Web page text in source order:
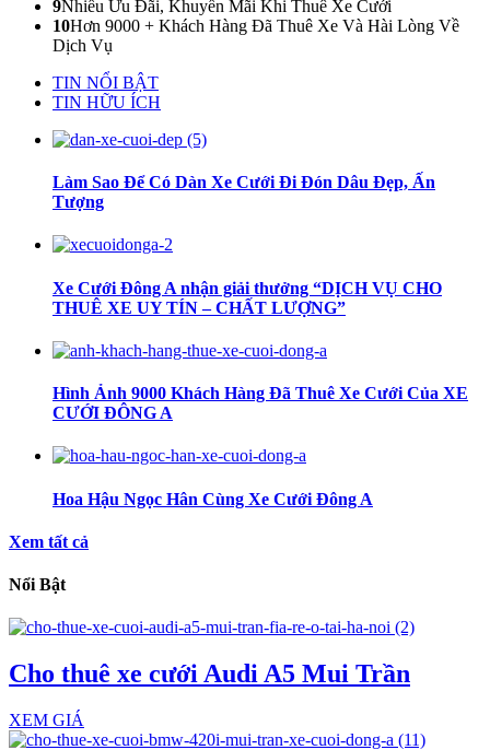
9Nhiều Ưu Đãi, Khuyến Mãi Khi Thuê Xe Cưới
10Hơn 9000 + Khách Hàng Đã Thuê Xe Và Hài Lòng Về
Dịch Vụ
TIN NỔI BẬT
TIN HỮU ÍCH
Làm Sao Để Có Dàn Xe Cưới Đi Đón Dâu Đẹp, Ấn
Tượng
Xe Cưới Đông A nhận giải thưởng “DỊCH VỤ CHO
THUÊ XE UY TÍN – CHẤT LƯỢNG”
Hình Ảnh 9000 Khách Hàng Đã Thuê Xe Cưới Của XE
CƯỚI ĐÔNG A
Hoa Hậu Ngọc Hân Cùng Xe Cưới Đông A
Xem tất cả
Nổi Bật
Cho thuê xe cưới Audi A5 Mui Trần
XEM GIÁ